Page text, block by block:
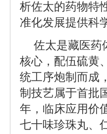
析佐太的药物特
准化发展提供科
佐太是藏医药
核心，配伍硫黄
统工序炮制而成
制技艺属于首批
年，临床应用价
七十味珍珠丸、